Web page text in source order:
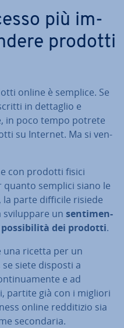
più im­
prodotti
online è semplice. Se
in dettaglio e
in poco tempo potrete
su Internet. Ma si ven­
con prodotti fisici
semplici siano le
parte difficile risiede
svi­lup­pa­re un sen­ti­men­
dei prodotti.
ricetta per un
siete disposti a
e ad
partite già con i migliori
online red­di­ti­zio sia
se­con­da­ria.